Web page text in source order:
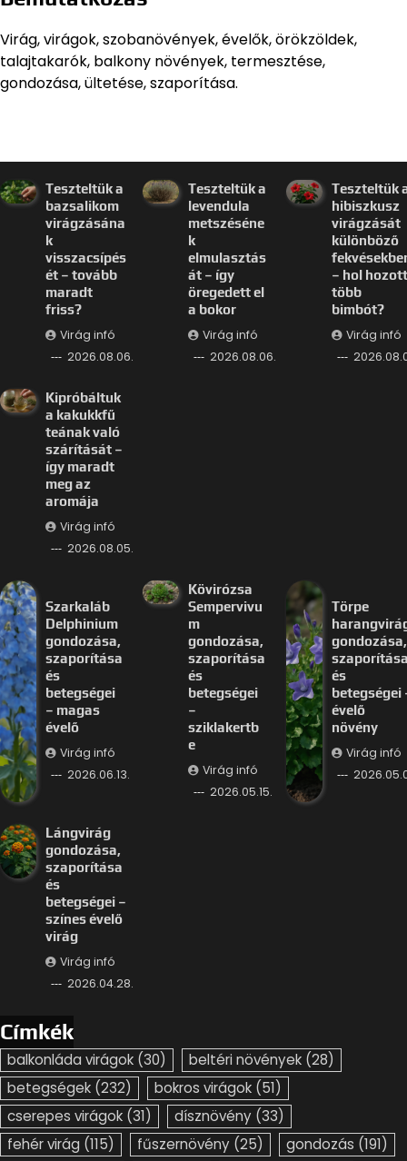
Virág, virágok, szobanövények, évelők, örökzöldek,
talajtakarók, balkony növények, termesztése,
gondozása, ültetése, szaporítása.
Teszteltük a
bazsalikom
virágzásána
k
visszacsípés
ét – tovább
maradt
friss?
Virág infó
2026.08.06.
Teszteltük a
levendula
metszéséne
k
elmulasztás
át – így
öregedett el
a bokor
Virág infó
2026.08.06.
Teszteltük
hibiszkusz
virágzását
különböző
– hol hozott
több
bimbót?
Virág infó
Kipróbáltuk
a kakukkfű
teának való
szárítását –
így maradt
meg az
aromája
Virág infó
2026.08.05.
Szarkaláb
Delphinium
gondozása,
szaporítása
és
betegségei
– magas
évelő
Virág infó
2026.06.13.
Kövirózsa
Sempervivu
m
gondozása,
szaporítása
és
betegségei
–
sziklakertb
e
Virág infó
2026.05.15.
Törpe
gondozása,
és
betegségei
évelő
növény
Virág infó
Lángvirág
gondozása,
szaporítása
és
betegségei –
színes évelő
virág
Virág infó
2026.04.28.
Címkék
balkonláda virágok (30) beltéri növények (28)
betegségek (232) bokros virágok (51)
cserepes virágok (31) dísznövény (33)
fehér virág (115) fűszernövény (25) gondozás (191)